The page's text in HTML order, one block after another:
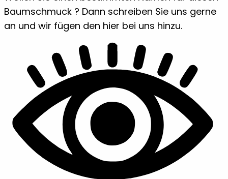
Baumschmuck ? Dann schreiben Sie uns gerne
an und wir fügen den hier bei uns hinzu.